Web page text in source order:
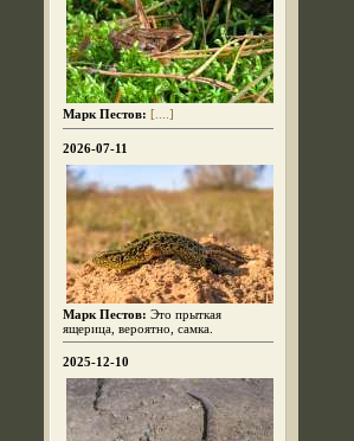
Марк Пестов: [....]
2026-07-11
Марк Пестов: Это прыткая
ящерица, вероятно, самка.
2025-12-10